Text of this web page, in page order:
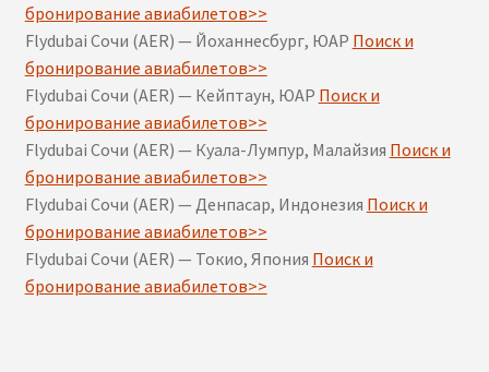
бронирование авиабилетов>>
Flydubai Сочи (AER) — Йоханнесбург, ЮАР Поиск и
бронирование авиабилетов>>
Flydubai Сочи (AER) — Кейптаун, ЮАР Поиск и
бронирование авиабилетов>>
Flydubai Сочи (AER) — Куала-Лумпур, Малайзия Поиск и
бронирование авиабилетов>>
Flydubai Сочи (AER) — Денпасар, Индонезия Поиск и
бронирование авиабилетов>>
Flydubai Сочи (AER) — Токио, Япония Поиск и
бронирование авиабилетов>>